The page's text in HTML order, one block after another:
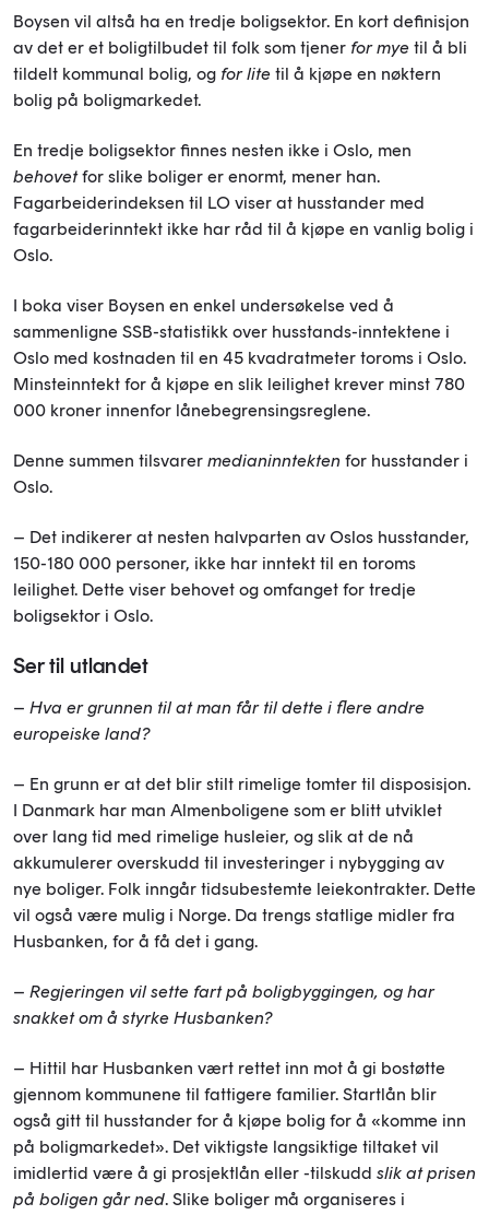
Boysen vil altså ha en tredje boligsektor. En kort definisjon
av det er et boligtilbudet til folk som tjener for mye til å bli
tildelt kommunal bolig, og for lite til å kjøpe en nøktern
bolig på boligmarkedet.
En tredje boligsektor finnes nesten ikke i Oslo, men
behovetfor slike boliger er enormt, mener han.
Fagarbeiderindeksen til LO viser at husstander med
fagarbeiderinntekt ikke har råd til å kjøpe en vanlig bolig i
Oslo.
I boka viser Boysen en enkel undersøkelse ved å
sammenligne SSB-statistikk over husstands-inntektene i
Oslo med kostnaden til en 45 kvadratmeter toroms i Oslo.
Minsteinntekt for å kjøpe en slik leilighet krever minst 780
000 kroner innenfor lånebegrensingsreglene.
Denne summen tilsvarer medianinntekten for husstander i
Oslo.
– Det indikerer at nesten halvparten av Oslos husstander,
150-180 000 personer, ikke har inntekt til en toroms
leilighet. Dette viser behovet og omfanget for tredje
boligsektor i Oslo.
Ser til utlandet
– Hva er grunnen til at man får til dette i flere andre
europeiske land?
– En grunn er at det blir stilt rimelige tomter til disposisjon.
I Danmark har man Almenboligene som er blitt utviklet
over lang tid med rimelige husleier, og slik at de nå
akkumulerer overskudd til investeringer i nybygging av
nye boliger. Folk inngår tidsubestemte leiekontrakter. Dette
vil også være mulig i Norge. Da trengs statlige midler fra
Husbanken, for å få det i gang.
– Regjeringen vil sette fart på boligbyggingen, og har
snakket om å styrke Husbanken?
– Hittil har Husbanken vært rettet inn mot å gi bostøtte
gjennom kommunene til fattigere familier. Startlån blir
også gitt til husstander for å kjøpe bolig for å «komme inn
på boligmarkedet». Det viktigste langsiktige tiltaket vil
imidlertid være å gi prosjektlån eller -tilskudd slik at prisen
på boligen går ned. Slike boliger må organiseres i